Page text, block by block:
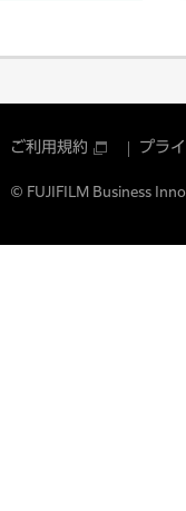
ご利用規約 プラ
© FUJIFILM Business